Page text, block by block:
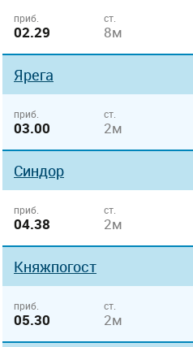
приб.
02.29
ст.
8м
Ярега
приб.
03.00
ст.
2м
Синдор
приб.
04.38
ст.
2м
Княжпогост
приб.
05.30
ст.
2м